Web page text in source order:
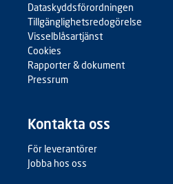
Dataskyddsförordningen
Tillgänglighetsredogörelse
Visselblåsartjänst
Cookies
Rapporter & dokument
Pressrum
Kontakta oss
För leverantörer
Jobba hos oss